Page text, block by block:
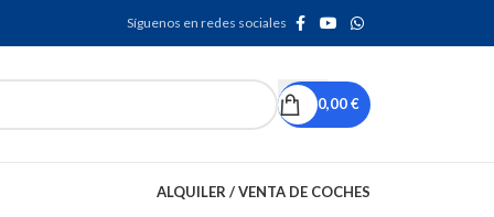
Síguenos en redes sociales
0,00€
ALQUILER / VENTA DE COCHES